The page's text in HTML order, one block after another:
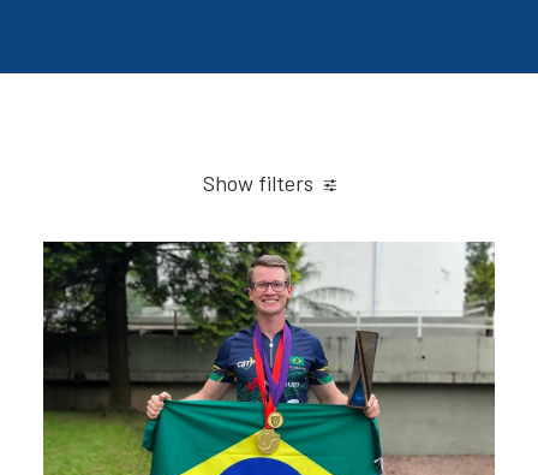
Show filters